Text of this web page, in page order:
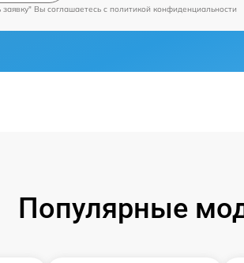
Вы соглашаетесь c политикой конфиденциальности
Популярные